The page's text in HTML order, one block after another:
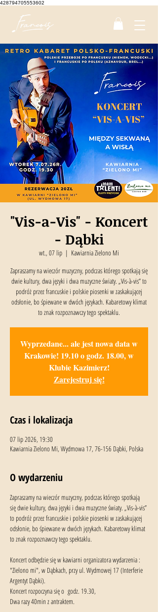
428794705553602
"Vis-a-Vis" - Koncert
- Dąbki
wt., 07 lip
  |
Kawiarnia Zielono Mi
Zapraszamy na wieczór muzyczny, podczas którego spotkają się
dwie kultury, dwa języki i dwa muzyczne światy. „Vis-à-vis” to
podróż przez francuskie i polskie piosenki w zaskakującej
odsłonie, bo śpiewane w dwóch językach. Kabaretowy klimat
to znak rozpoznawczy tego spektaklu.
Wyprzedane... ale jest nowa data w
Krakowie! 19.10 o godz. 18.00, w
Klubie Kazimierz!
Zarejestruj się!
Czas i lokalizacja
07 lip 2026, 19:30
Kawiarnia Zielono Mi, Wydmowa 17, 76-156 Dąbki, Polska
O wydarzeniu
Zapraszamy na wieczór muzyczny, podczas którego spotkają
się dwie kultury, dwa języki i dwa muzyczne światy. „Vis-à-vis”
to podróż przez francuskie i polskie piosenki w zaskakującej
odsłonie, bo śpiewane w dwóch językach. Kabaretowy klimat
to znak rozpoznawczy tego spektaklu.
Koncert odbędzie się w kawiarni organizatora wydarzenia :
"Zielono mi", w Dąbkach, przy ul. Wydmowej 17 (Interferie
Argentyt Dąbki).
Koncert rozpoczyna się o  godz. 19.30,
Dwa razy 40min z antraktem.